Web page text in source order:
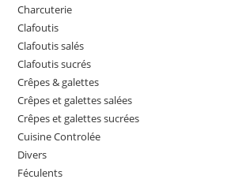
Charcuterie
Clafoutis
Clafoutis salés
Clafoutis sucrés
Crêpes & galettes
Crêpes et galettes salées
Crêpes et galettes sucrées
Cuisine Controlée
Divers
Féculents